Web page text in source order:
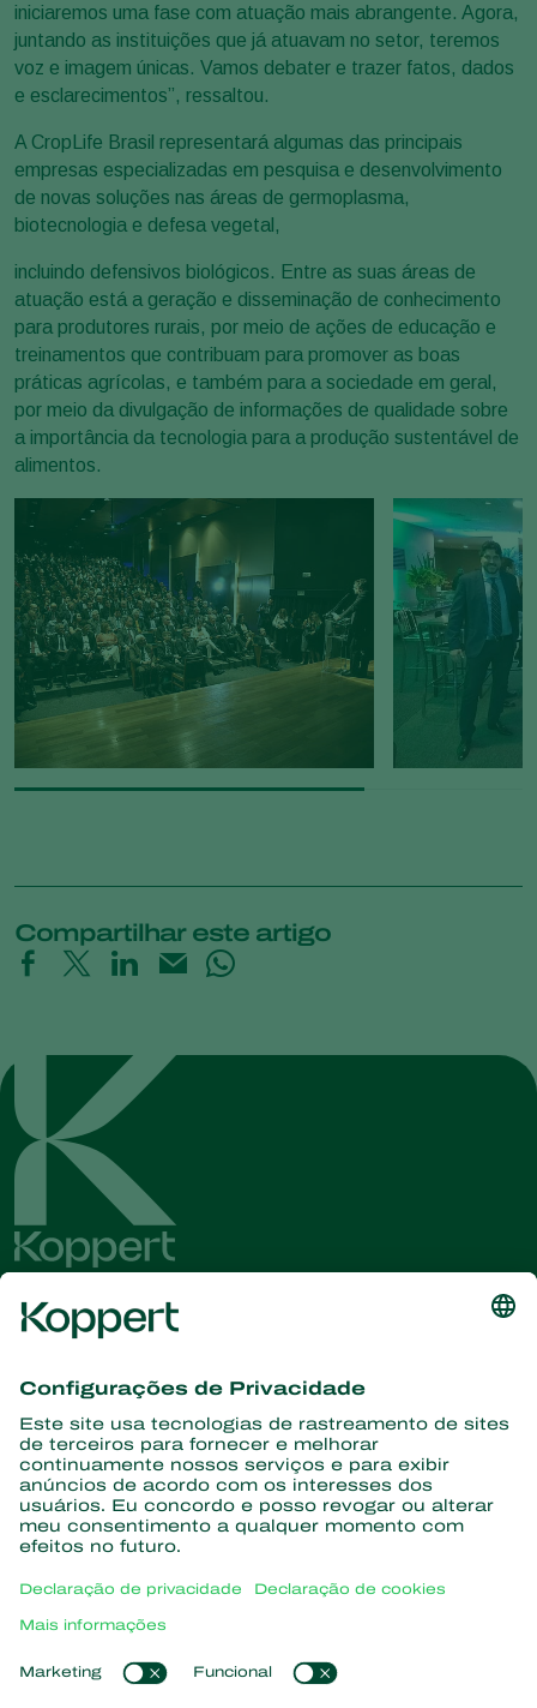
iniciaremos uma fase com atuação mais abrangente. Agora,
juntando as instituições que já atuavam no setor, teremos
voz e imagem únicas. Vamos debater e trazer fatos, dados
e esclarecimentos”, ressaltou.
A CropLife Brasil representará algumas das principais
empresas especializadas em pesquisa e desenvolvimento
de novas soluções nas áreas de germoplasma,
biotecnologia e defesa vegetal,
incluindo defensivos biológicos. Entre as suas áreas de
atuação está a geração e disseminação de conhecimento
para produtores rurais, por meio de ações de educação e
treinamentos que contribuam para promover as boas
práticas agrícolas, e também para a sociedade em geral,
por meio da divulgação de informações de qualidade sobre
a importância da tecnologia para a produção sustentável de
alimentos.
Compartilhar este artigo
informações
Assine aqui
Parceiros com a natureza
Vespas Parasitoides
Nematoides benéficos
Microorganismos benéficos
Sobre a Koppert
Centro de informações
Links de Interesse